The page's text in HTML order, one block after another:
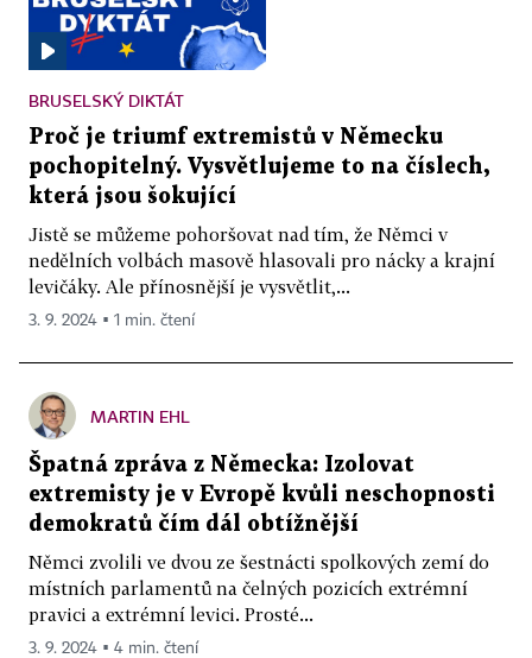
BRUSELSKÝ DIKTÁT
Proč je triumf extremistů v Německu
pochopitelný. Vysvětlujeme to na číslech,
která jsou šokující
Jistě se můžeme pohoršovat nad tím, že Němci v
nedělních volbách masově hlasovali pro nácky a krajní
levičáky. Ale přínosnější je vysvětlit,...
3. 9. 2024 ▪ 1 min. čtení
MARTIN EHL
Špatná zpráva z Německa: Izolovat
extremisty je v Evropě kvůli neschopnosti
demokratů čím dál obtížnější
Němci zvolili ve dvou ze šestnácti spolkových zemí do
místních parlamentů na čelných pozicích extrémní
pravici a extrémní levici. Prosté...
3. 9. 2024 ▪ 4 min. čtení